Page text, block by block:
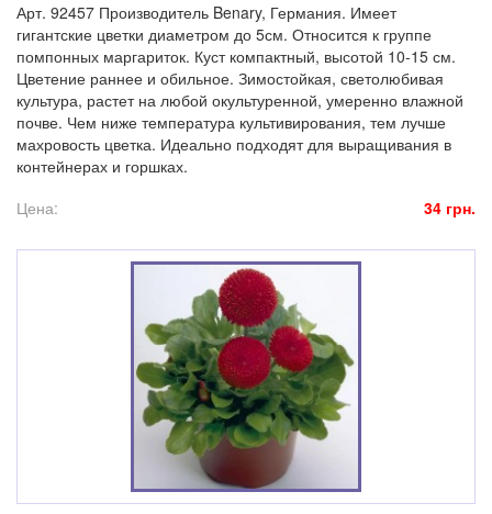
Арт. 92457 Производитель Benary, Германия. Имеет
гигантские цветки диаметром до 5см. Относится к группе
помпонных маргариток. Куст компактный, высотой 10-15 см.
Цветение раннее и обильное. Зимостойкая, светолюбивая
культура, растет на любой окультуренной, умеренно влажной
почве. Чем ниже температура культивирования, тем лучше
махровость цветка. Идеально подходят для выращивания в
контейнерах и горшках.
Цена:
34 грн.